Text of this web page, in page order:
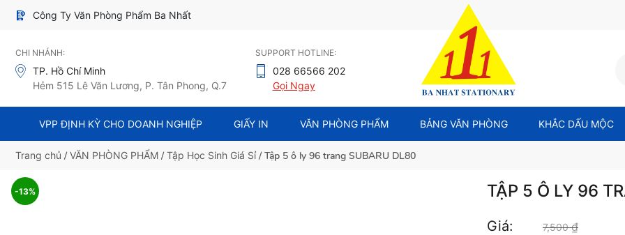
Công Ty Văn Phòng Phẩm Ba Nhất
CHI NHÁNH:
TP. Hồ Chí Minh
Hẻm 515 Lê Văn Lương, P. Tân Phong, Q.7
SUPPORT HOTLINE:
028 66566 202
Gọi Ngay
VPP ĐỊNH KỲ CHO DOANH NGHIỆP GIẤY IN VĂN PHÒNG PHẨM BẢNG VĂN PHÒNG KHẮC DẤU MỘC
Trang chủ /VĂN PHÒNG PHẨM /Tập Học Sinh Giá Sỉ / Tập 5 ô ly 96 trang SUBARU DL80
-13% TẬP 5 Ô LY 96
Giá: 7,500₫